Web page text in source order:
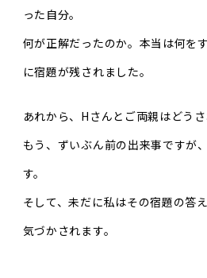
った自分。
何が正解だったのか。本当は何を
に宿題が残されました。
あれから、Hさんとご両親はどうさ
もう、ずいぶん前の出来事ですが
す。
そして、未だに私はその宿題の答
気づかされます。